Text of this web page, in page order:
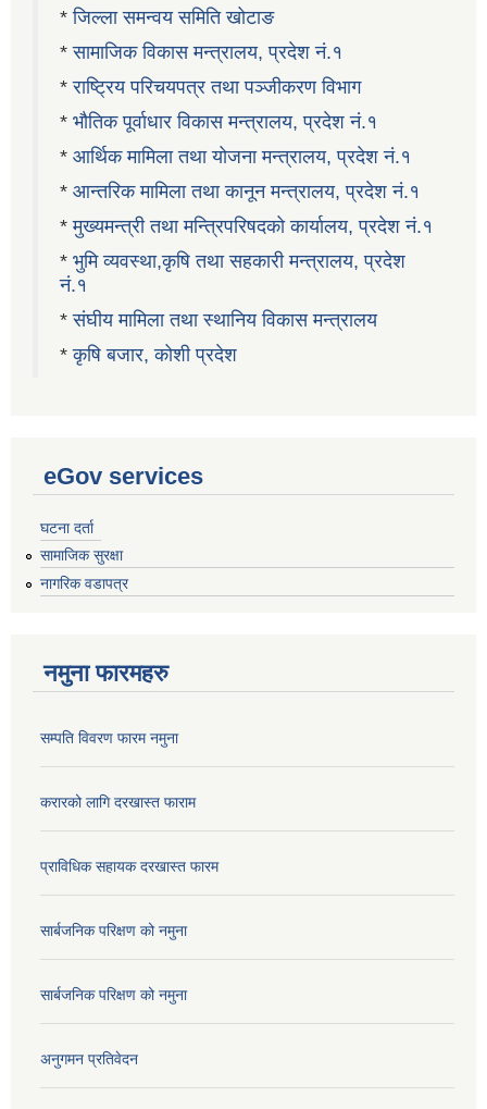
*जिल्ला समन्वय समिति खोटाङ
*सामाजिक विकास मन्त्रालय, प्रदेश नं.१
*राष्ट्रिय परिचयपत्र तथा पञ्जीकरण विभाग
* भौतिक पूर्वाधार विकास मन्त्रालय, प्रदेश नं.१
* आर्थिक मामिला तथा योजना मन्त्रालय, प्रदेश नं.१
* आन्तरिक मामिला तथा कानून मन्त्रालय, प्रदेश नं.१
*मुख्यमन्त्री तथा मन्त्रिपरिषदको कार्यालय, प्रदेश नं.१
* भुमि व्यवस्था,कृषि तथा सहकारी मन्त्रालय, प्रदेश
नं.१
*संघीय मामिला तथा स्थानिय विकास मन्त्रालय
*कृषि बजार, कोशी प्रदेश
eGov services
घटना दर्ता
सामाजिक सुरक्षा
नागरिक वडापत्र
नमुना फारमहरु
सम्पति विवरण फारम नमुना
करारको लागि दरखास्त फाराम
प्राविधिक सहायक दरखास्त फारम
सार्बजनिक परिक्षण को नमुना
सार्बजनिक परिक्षण को नमुना
अनुगमन प्रतिवेदन